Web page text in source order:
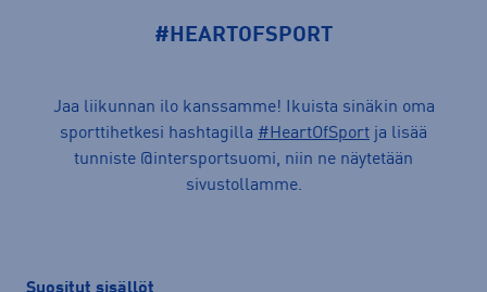
#HEARTOFSPORT
Jaa liikunnan ilo kanssamme! Ikuista sinäkin oma
sporttihetkesi hashtagilla #HeartOfSport ja lisää
tunniste @intersportsuomi, niin ne näytetään
sivustollamme.